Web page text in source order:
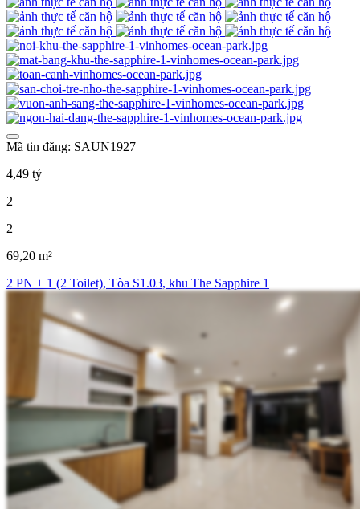
Mã tin đăng: SAUN1927
4,49 tỷ
2
2
69,20 m²
2 PN + 1 (2 Toilet), Tòa S1.03, khu The Sapphire 1